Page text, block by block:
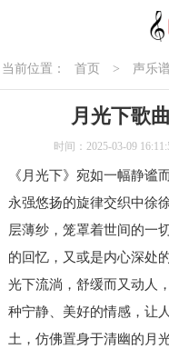
当前位置： 首页 > 声乐
月光下歌
时间：2025-03-09
《月光下》宛如一幅静谧
永强悠扬的旋律交织中徐
层薄纱，笼罩着世间的一
的回忆，又或是内心深处
光下流淌，舒缓而又动人
种宁静、美好的情感，让
土，仿佛置身于清幽的月